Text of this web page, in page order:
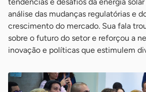
análise das mudanças regulatórias e
crescimento do mercado. Sua fala
sobre o futuro do setor e reforçou a
inovação e políticas que estimulem